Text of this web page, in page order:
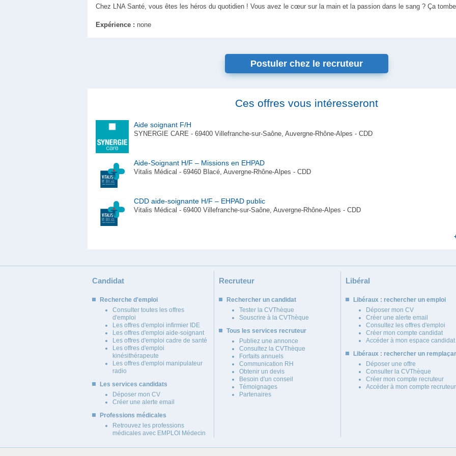
Chez LNA Santé, vous êtes les héros du quotidien ! Vous avez le cœur sur la main et la passion dans le sang ? Ça
Expérience : none
Postuler chez le recruteur
Ces offres vous intéresseront
Aide soignant F/H
SYNERGIE CARE - 69400 Villefranche-sur-Saône, Auvergne-Rhône-Alpes - CDD
Aide-Soignant H/F – Missions en EHPAD
Vitalis Médical - 69460 Blacé, Auvergne-Rhône-Alpes - CDD
CDD aide-soignante H/F – EHPAD public
Vitalis Médical - 69400 Villefranche-sur-Saône, Auvergne-Rhône-Alpes - CDD
Candidat
Recherche d'emploi
Consulter toutes les offres
d'emploi
Les offres d'emploi infirmier IDE
Les offres d'emploi aide-soignant
Les offres d'emploi cadre de santé
Les offres d'emploi
kinésithérapeute
Les offres d'emploi manipulateur
radio
Les services candidats
Déposer mon CV
Créer une alerte email
Professions médicales
Retrouvez les professions
médicales avec EMPLOI Médecin
Recruteur
Rechercher un candidat
Tester la CVThèque
Souscrire à la CVThèque
Tous les services recruteur
Publiez une annonce
Consultez la CVThèque
Forfaits annuels
Communication RH
Obtenir un devis
Besoin d'un conseil
Témoignages
Partenaires
Libéral
Libéraux : rechercher un emploi
Déposer mon CV
Créer une alerte email
Consultez les offres d'emploi
Créer mon compte candidat
Accéder à mon espace candidat
Libéraux : rechercher un
Déposer une offre
Consulter la CVThèque
Créer mon compte recruteur
Accéder à mon compte recruteur